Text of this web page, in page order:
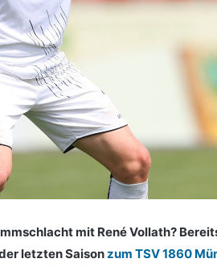
mit René Vollath?
letzten Saisonzum TSV 1860